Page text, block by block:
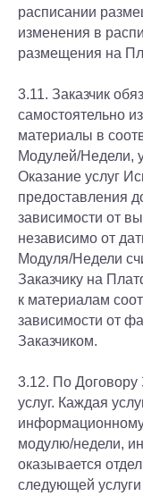
расписании
изменения в
размещения на
3.11. Заказчик
самостоятельно
материалы в
Модулей/Недели,
Оказание услуг
предоставления
зависимости от
независимо от
Модуля/Недели
Заказчику на
к материалам
зависимости от
Заказчиком.
3.12. По Договору
услуг. Каждая
информационному
модулю/недели,
оказывается
следующей